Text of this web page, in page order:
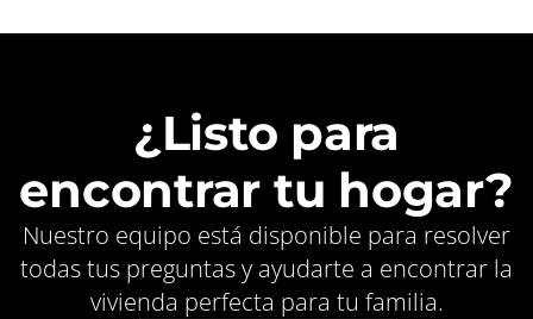
¿Listo para
encontrar tu hogar?
Nuestro equipo está disponible para resolver
todas tus preguntas y ayudarte a encontrar la
vivienda perfecta para tu familia.